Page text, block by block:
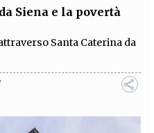
Siena e la povertà
Santa Caterina da